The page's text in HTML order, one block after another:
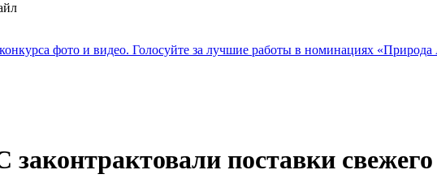
фото и видео. Голосуйте за лучшие работы в номинациях
поставки свежего